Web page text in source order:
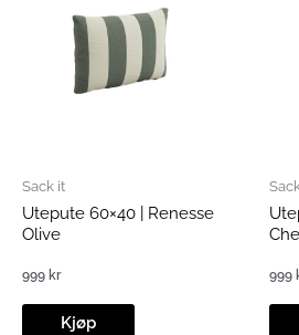
Sack it
Utepute 60×40 | Renesse
Olive
999 kr
Kjøp
999